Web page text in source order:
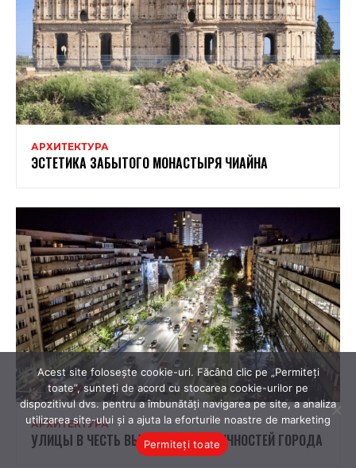
Acest site folosește cookie-uri. Făcând clic pe „Permiteți
toate”, sunteți de acord cu stocarea cookie-urilor pe
dispozitivul dvs. pentru a îmbunătăți navigarea pe site, a analiza
utilizarea site-ului și a ajuta la eforturile noastre de marketing
Permiteți toate